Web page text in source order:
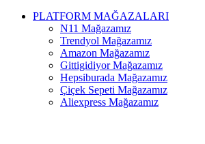
PLATFORM MAĞAZALARI
N11 Mağazamız
Trendyol Mağazamız
Amazon Mağazamız
Gittigidiyor Mağazamız
Hepsiburada Mağazamız
Çiçek Sepeti Mağazamız
Aliexpress Mağazamız